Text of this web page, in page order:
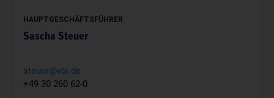
HAUPTGESCHÄFTSFÜHRER
Sascha Steuer
steuer@vbi.de
+49 30 260 62-0